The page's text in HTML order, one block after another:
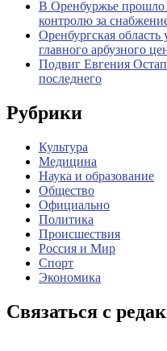
В Оренбуржье прошло
контролю за
Оренбургская область
главного арбузного
Подвиг Евгения
последнего
Рубрики
Культура
Медицина
Наука и образование
Общество
Официально
Политика
Происшествия
Россия и Мир
Спорт
Экономика
Связаться с